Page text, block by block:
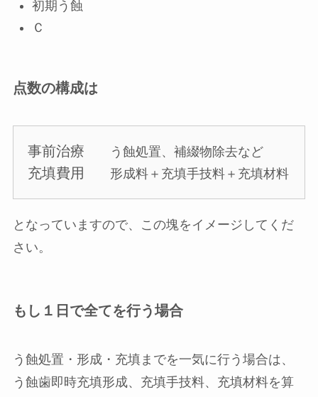
初期う蝕
Ｃ
点数の構成は
事前治療 う蝕処置、補綴物除去など
充填費用 形成料＋充填手技料＋充填材料
となっていますので、この塊をイメージしてくだ
さい。
もし１日で全てを行う場合
う蝕処置・形成・充填までを一気に行う場合は、
う蝕歯即時充填形成、 充填手技料、 充填材料を算